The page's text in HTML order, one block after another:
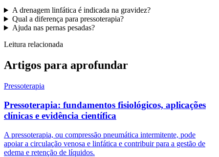
A drenagem linfática é indicada na gravidez?
Qual a diferença para pressoterapia?
Ajuda nas pernas pesadas?
Leitura relacionada
Artigos para aprofundar
Pressoterapia
Pressoterapia: fundamentos fisiológicos, aplicações
clínicas e evidência científica
A pressoterapia, ou compressão pneumática intermitente, pode
apoiar a circulação venosa e linfática e contribuir para a gestão de
edema e retenção de líquidos.